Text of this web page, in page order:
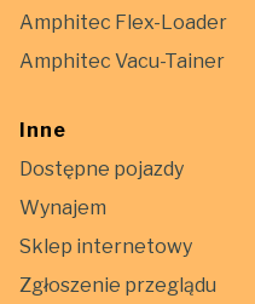
Amphitec Flex-Loader
Amphitec Vacu-Tainer
Inne
Dostępne pojazdy
Wynajem
Sklep internetowy
Zgłoszenie przeglądu